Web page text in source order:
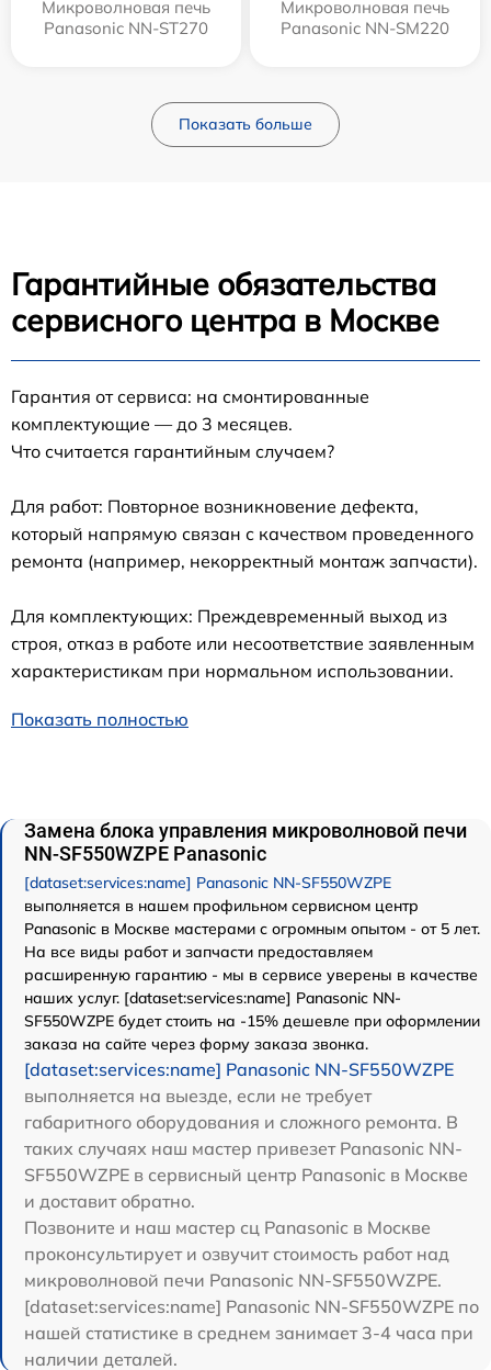
Микроволновая печь
Panasonic NN-ST270
Микроволновая печь
Panasonic NN-SM220
Показать больше
Гарантийные обязательства
сервисного центра в Москве
Гарантия от сервиса: на смонтированные
комплектующие — до 3 месяцев.
Что считается гарантийным случаем?
Для работ: Повторное возникновение дефекта,
который напрямую связан с качеством проведенного
ремонта (например, некорректный монтаж запчасти).
Для комплектующих: Преждевременный выход из
строя, отказ в работе или несоответствие заявленным
характеристикам при нормальном использовании.
Показать полностью
Замена блока управления микроволновой печи
NN-SF550WZPE Panasonic
[dataset:services:name] Panasonic NN-SF550WZPE
выполняется в нашем профильном сервисном центр
Panasonic в Москве мастерами с огромным опытом - от 5 лет.
На все виды работ и запчасти предоставляем
расширенную гарантию - мы в сервисе уверены в качестве
наших услуг. [dataset:services:name] Panasonic NN-
SF550WZPE будет стоить на -15% дешевле при оформлении
заказа на сайте через форму заказа звонка.
[dataset:services:name] Panasonic NN-SF550WZPE
выполняется на выезде, если не требует
габаритного оборудования и сложного ремонта. В
таких случаях наш мастер привезет Panasonic NN-
SF550WZPE в сервисный центр Panasonic в Москве
и доставит обратно.
Позвоните и наш мастер сц Panasonic в Москве
проконсультирует и озвучит стоимость работ над
микроволновой печи Panasonic NN-SF550WZPE.
[dataset:services:name] Panasonic NN-SF550WZPE по
нашей статистике в среднем занимает 3-4 часа при
наличии деталей.